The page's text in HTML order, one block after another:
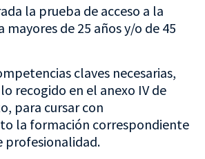
la prueba de acceso a la
mayores de 25 años y/o de 45
claves necesarias,
recogido en el anexo IV de
para cursar con
la formación correspondiente
profesionalidad.